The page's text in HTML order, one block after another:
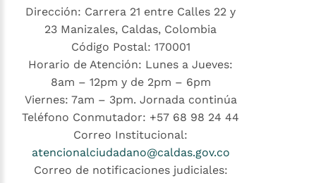
Dirección: Carrera 21 entre Calles 22 y
23 Manizales, Caldas, Colombia
Código Postal: 170001
Horario de Atención: Lunes a Jueves:
8am – 12pm y de 2pm – 6pm
Viernes: 7am – 3pm. Jornada continúa
Teléfono Conmutador: +57 68 98 24 44
Correo Institucional:
atencionalciudadano@caldas.gov.co
Correo de notificaciones judiciales: